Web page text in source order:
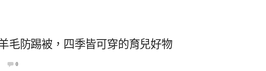
毛防踢被，四季皆可穿的育兒好物
0